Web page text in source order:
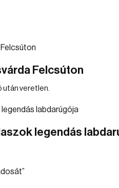
Felcsúton
után veretlen.
legendás